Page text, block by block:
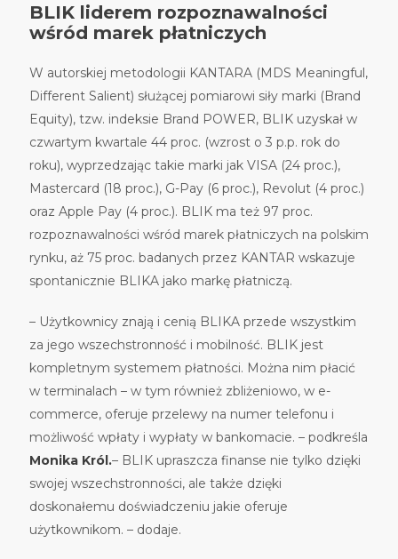
BLIK liderem rozpoznawalności
wśród marek płatniczych
W autorskiej metodologii KANTARA (MDS Meaningful,
Different Salient) służącej pomiarowi siły marki (Brand
Equity), tzw. indeksie Brand POWER, BLIK uzyskał w
czwartym kwartale 44 proc. (wzrost o 3 p.p. rok do
roku), wyprzedzając takie marki jak VISA (24 proc.),
Mastercard (18 proc.), G-Pay (6 proc.), Revolut (4 proc.)
oraz Apple Pay (4 proc.). BLIK ma też 97 proc.
rozpoznawalności wśród marek płatniczych na polskim
rynku, aż 75 proc. badanych przez KANTAR wskazuje
spontanicznie BLIKA jako markę płatniczą.
– Użytkownicy znają i cenią BLIKA przede wszystkim
za jego wszechstronność i mobilność. BLIK jest
kompletnym systemem płatności. Można nim płacić
w terminalach – w tym również zbliżeniowo, w e-
commerce, oferuje przelewy na numer telefonu i
możliwość wpłaty i wypłaty w bankomacie. – podkreśla
Monika Król.– BLIK upraszcza finanse nie tylko dzięki
swojej wszechstronności, ale także dzięki
doskonałemu doświadczeniu jakie oferuje
użytkownikom. – dodaje.